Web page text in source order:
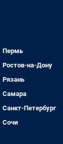
Пермь
Ростов-на-Дону
Рязань
Самара
Санкт-Петербург
Сочи